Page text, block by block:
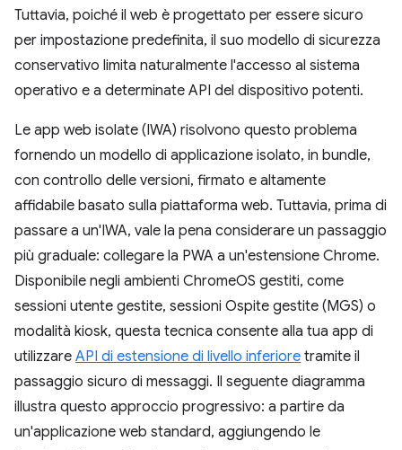
Tuttavia, poiché il web è progettato per essere sicuro
per impostazione predefinita, il suo modello di sicurezza
conservativo limita naturalmente l'accesso al sistema
operativo e a determinate API del dispositivo potenti.
Le app web isolate (IWA) risolvono questo problema
fornendo un modello di applicazione isolato, in bundle,
con controllo delle versioni, firmato e altamente
affidabile basato sulla piattaforma web. Tuttavia, prima di
passare a un'IWA, vale la pena considerare un passaggio
più graduale: collegare la PWA a un'estensione Chrome.
Disponibile negli ambienti ChromeOS gestiti, come
sessioni utente gestite, sessioni Ospite gestite (MGS) o
modalità kiosk, questa tecnica consente alla tua app di
utilizzare API di estensione di livello inferiore tramite il
passaggio sicuro di messaggi. Il seguente diagramma
illustra questo approccio progressivo: a partire da
un'applicazione web standard, aggiungendo le